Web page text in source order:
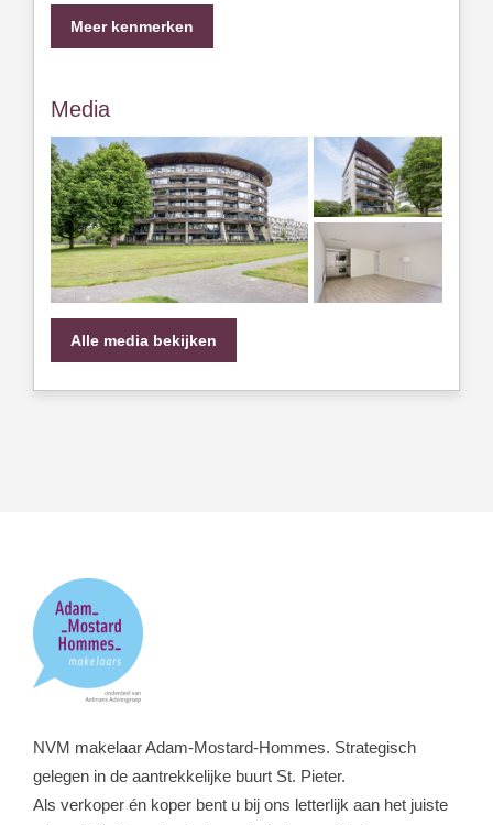
Meer kenmerken
Media
Alle media bekijken
NVM makelaar Adam-Mostard-Hommes. Strategisch
gelegen in de aantrekkelijke buurt St. Pieter.
Als verkoper én koper bent u bij ons letterlijk aan het juiste